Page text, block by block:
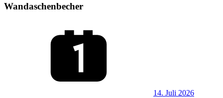
Wandaschenbecher
14. Juli 2026